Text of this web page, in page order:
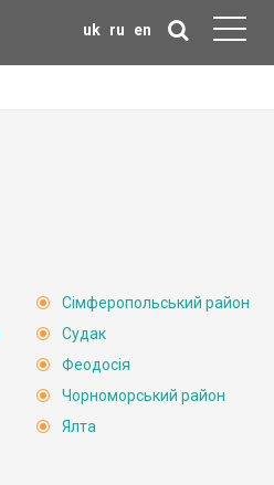
uk ru en
Сімферопольський район
Судак
Феодосія
Чорноморський район
Ялта